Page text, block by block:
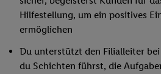
Hilfestellung, um ein positives
ermöglichen
Du unterstützt den Filialleiter
du Schichten führst, die